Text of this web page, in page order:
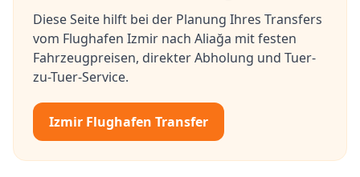
Diese Seite hilft bei der Planung Ihres Transfers
vom Flughafen Izmir nach Aliağa mit festen
Fahrzeugpreisen, direkter Abholung und Tuer-
zu-Tuer-Service.
Izmir Flughafen Transfer